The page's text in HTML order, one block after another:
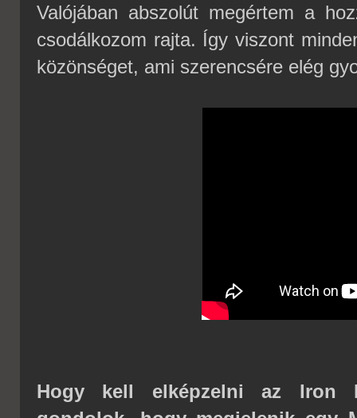
Valójában abszolút megértem a
csodálkozom rajta. Így viszont
közönséget, ami szerencsére elég
Hogy kell elképzelni az Iron